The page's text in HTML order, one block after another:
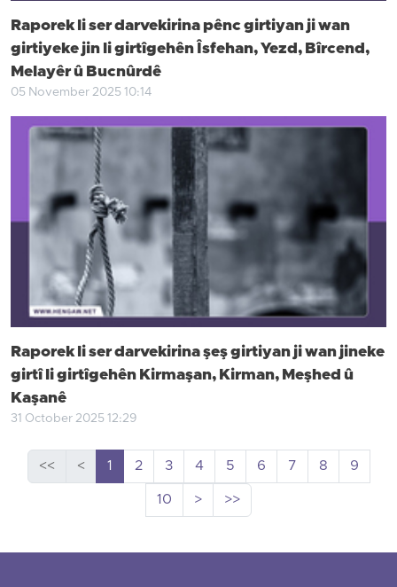
Raporek li ser darvekirina pênc girtiyan ji wan
girtiyeke jin li girtîgehên Îsfehan, Yezd, Bîrcend,
Melayêr û Bucnûrdê
05 November 2025 10:14
Raporek li ser darvekirina şeş girtiyan ji wan jineke
girtî li girtîgehên Kirmaşan, Kirman, Meşhed û
Kaşanê
31 October 2025 12:29
<< < 1 2 3 4 5 6 7 8
9
10
> >>